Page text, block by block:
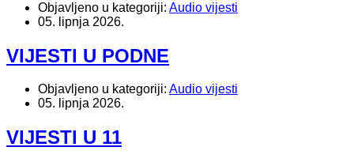
Objavljeno u kategoriji: Audio vijesti
05. lipnja 2026.
VIJESTI U PODNE
Objavljeno u kategoriji: Audio vijesti
05. lipnja 2026.
VIJESTI U 11